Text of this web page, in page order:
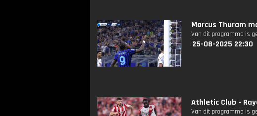
Marcus Thuram
Van dit programma is
25-08-2025 22:30
Athletic Club -
Van dit programma is